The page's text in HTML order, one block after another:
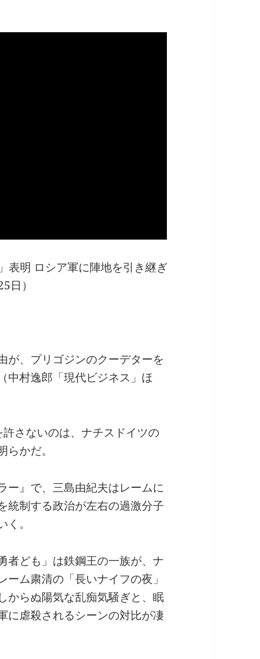
明 ロシア軍に陣地を引き継ぎ
日）
が、プリゴジンのクーデターを
中村逸郎「現代ビジネス」ほ
さないのは、ナチスドイツの
かだ。
ー』で、三島由紀夫はレームに
統制する政治が左右の過激分子
。
者ども」は鉄鋼王の一族が、ナ
ム粛清の「長いナイフの夜」
からぬ陽気な乱痴気騒ぎと、眠
に虐殺されるシーンの対比が凄